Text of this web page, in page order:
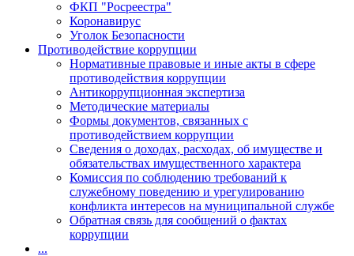
ФКП "Росреестра"
Коронавирус
Уголок Безопасности
Противодействие коррупции
Нормативные правовые и иные акты в сфере
противодействия коррупции
Антикоррупционная экспертиза
Методические материалы
Формы документов, связанных с
противодействием коррупции
Сведения о доходах, расходах, об имуществе и
обязательствах имущественного характера
Комиссия по соблюдению требований к
служебному поведению и урегулированию
конфликта интересов на муниципальной службе
Обратная связь для сообщений о фактах
коррупции
...